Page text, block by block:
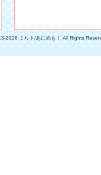
2026 ミルト/あにめも！ All Rights